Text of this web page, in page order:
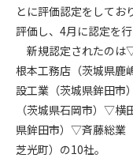
会員
とに評価認定をしてお
評価し、4月に認定を行
新規認定されたのは
根本工務店（茨城県
設工業（茨城県鉾田
（茨城県石岡市）▽
県鉾田市）▽斉藤総業
芝光町）の10社。
第2条（規約の変更）
本規約は、会員の了
あります。変更内容
ちに全ての会員が了
第4条（会員審査お
会員とは、本規約を
後、管理者がこれを